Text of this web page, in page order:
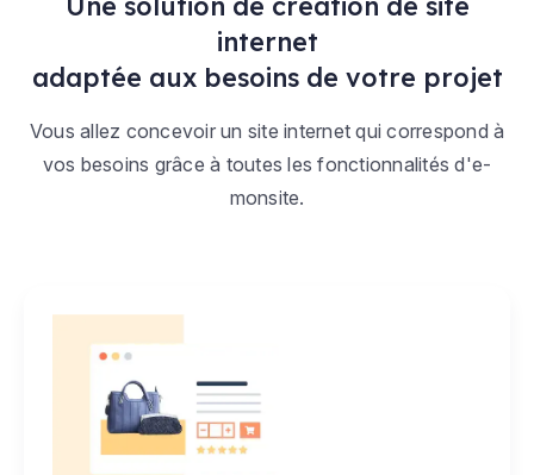
internet
adaptée aux besoins de votre projet
Vous allez concevoir un site internet qui correspond à
vos besoins grâce à toutes les fonctionnalités d'e-
monsite.